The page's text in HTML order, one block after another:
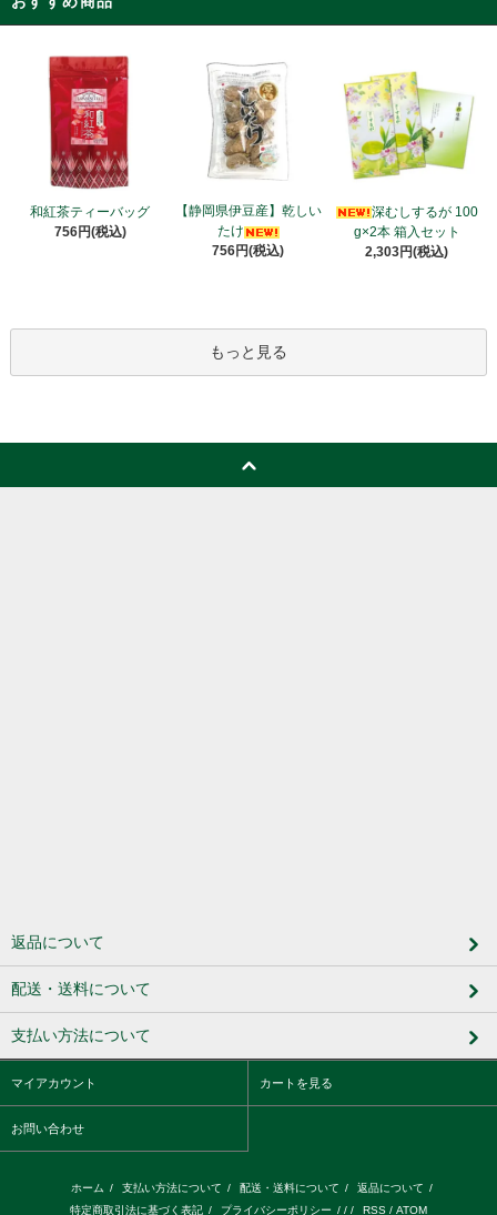
和紅茶ティーバッグ
756円(税込)
【静岡県伊豆産】乾しい
たけ
756円(税込)
深むしするが 100
g×2本 箱入セット
2,303円(税込)
もっと見る
返品について
配送・送料について
支払い方法について
マイアカウント カートを見る
お問い合わせ
ホーム / 支払い方法について / 配送・送料について / 返品について /
特定商取引法に基づく表記 / プライバシーポリシー / / / RSS / ATOM